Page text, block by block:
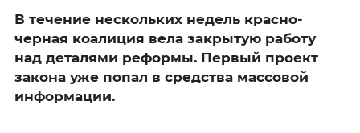
В течение нескольких недель красно-
черная коалиция вела закрытую работу
над деталями реформы. Первый проект
закона уже попал в средства массовой
информации.